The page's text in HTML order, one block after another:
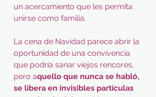
un acercamiento que les permita
unirse como familia.
La cena de Navidad parece abrir la
oportunidad de una convivencia
que podría sanar viejos rencores,
pero aquello que nunca se habló,
se libera en invisibles partículas